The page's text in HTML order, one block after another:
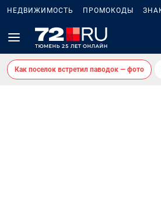
НЕДВИЖИМОСТЬ ПРОМОКОДЫ
Как поселок встретил паводок — фото